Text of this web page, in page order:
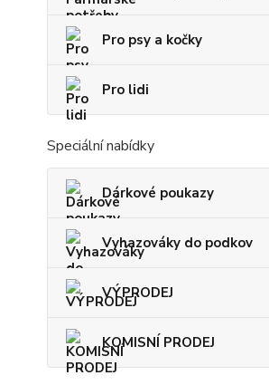
Pro psy a kočky
Pro lidi
Speciální nabídky
Dárkové poukazy
Vyhazováky do podkov
VÝPRODEJ
KOMISNÍ PRODEJ